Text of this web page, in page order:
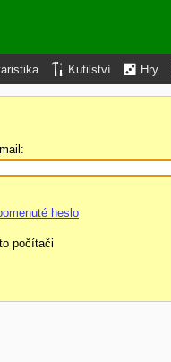
Kutilství Hry
heslo
počítači